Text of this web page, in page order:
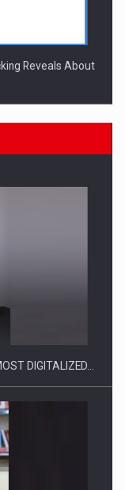
Reveals About
noilor
DIGITALIZED…